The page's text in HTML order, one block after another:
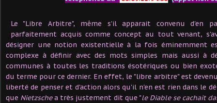
Le "Libre Arbitre", même s'il apparait convenu d'en
parfaitement acquis comme concept au tout venant,
désigner une notion existentielle à la fois éminemment
complexe à définir avec des mots simples mais aussi à
communes à toutes les traditions ésotériques ou bien
du terme pour ce dernier. En effet, le "libre arbitre" est
liberté de penser et d'action alors qu'il n'en est rien dans le
que Nietzschea très justement dit que "le Diable se cachait